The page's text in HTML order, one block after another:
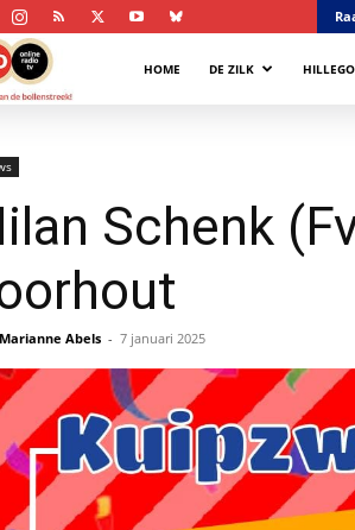
Bollenstreek
HOME DE ZILK
Schenk
Marianne Abels - 7 januari 2025